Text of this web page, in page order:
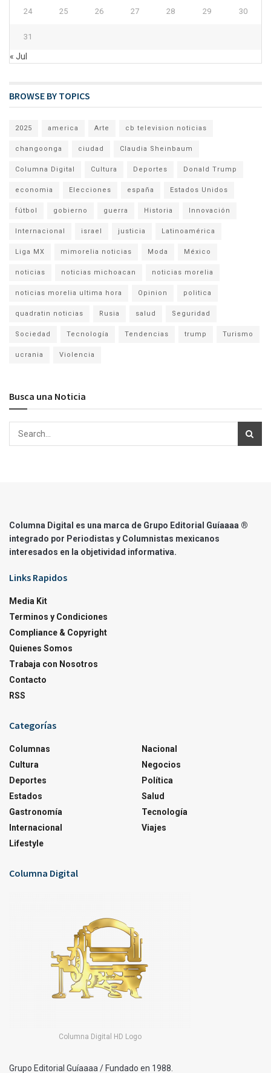
24 25 26 27 28 29 30
31
« Jul
BROWSE BY TOPICS
2025 america Arte cb television noticias
changoonga ciudad Claudia Sheinbaum
Columna Digital Cultura Deportes Donald Trump
economia Elecciones españa Estados Unidos
fútbol gobierno guerra Historia Innovación
Internacional israel justicia Latinoamérica
Liga MX mimorelia noticias Moda México
noticias noticias michoacan noticias morelia
noticias morelia ultima hora Opinion politica
quadratin noticias Rusia salud Seguridad
Sociedad Tecnología Tendencias trump Turismo
ucrania Violencia
Busca una Noticia
Columna Digital es una marca de Grupo Editorial Guíaaaa ®
integrado por Periodistas y Columnistas mexicanos
interesados en la objetividad informativa.
Links Rapidos
Media Kit
Terminos y Condiciones
Compliance & Copyright
Quienes Somos
Trabaja con Nosotros
Contacto
RSS
Categorías
Columnas
Cultura
Deportes
Estados
Gastronomía
Internacional
Lifestyle
Nacional
Negocios
Política
Salud
Tecnología
Viajes
Columna Digital
Columna Digital HD Logo
Grupo Editorial Guíaaaa / Fundado en 1988.